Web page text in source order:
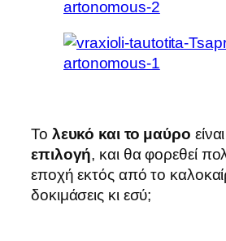
Το λευκό και το μαύρο
επιλογή, και θα φορεθεί
εποχή εκτός από το
δοκιμάσεις κι εσύ;